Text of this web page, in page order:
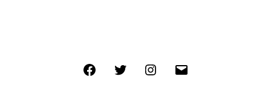
FacebookTwitter Instagram